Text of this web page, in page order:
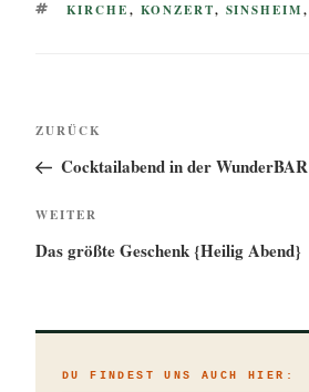
SCHLAGWÖRTER
KIRCHE, KONZERT, SINSHEIM,
Beitragsnavigation
Vorheriger
Beitrag
ZURÜCK
Cocktailabend in der WunderBAR
Nächster
Beitrag
WEITER
Das größte Geschenk {Heilig Abend}
DU FINDEST UNS AUCH HIER: